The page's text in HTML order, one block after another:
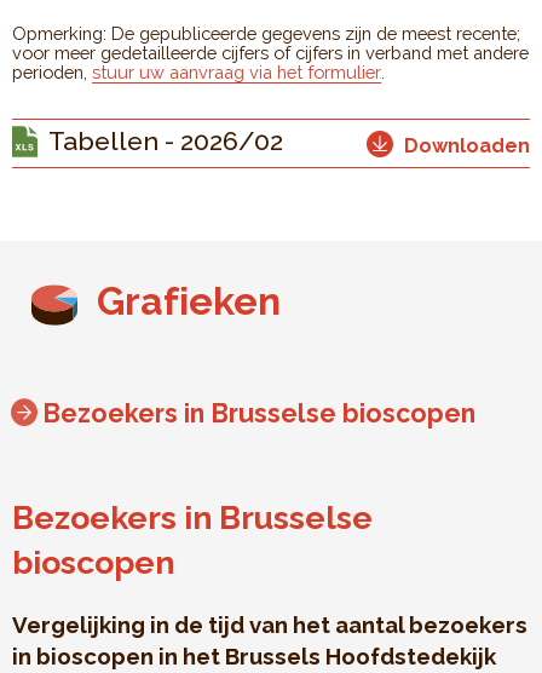
Opmerking: De gepubliceerde gegevens zijn de meest recente;
voor meer gedetailleerde cijfers of cijfers in verband met andere
perioden, stuur uw aanvraag via het formulier
Tabellen - 2026/02 Downloaden
Grafieken
Bezoekers in Brusselse bioscopen
Bezoekers in Brusselse
bioscopen
Vergelijking in de tijd van het aantal bezoekers
in bioscopen in het Brussels Hoofdstedekijk